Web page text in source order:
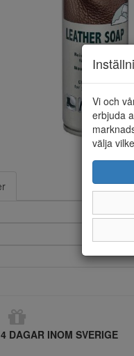
DAGAR INOM SVERIGE
Vi och
erbjuda
välja